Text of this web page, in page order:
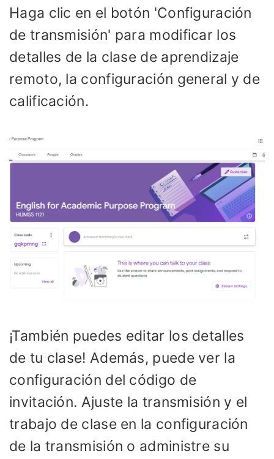
Haga clic en el botón 'Configuración
de transmisión' para modificar los
detalles de la clase de aprendizaje
remoto, la configuración general y de
calificación.
¡También puedes editar los detalles
de tu clase! Además, puede ver la
configuración del código de
invitación. Ajuste la transmisión y el
trabajo de clase en la configuración
de la transmisión o administre su